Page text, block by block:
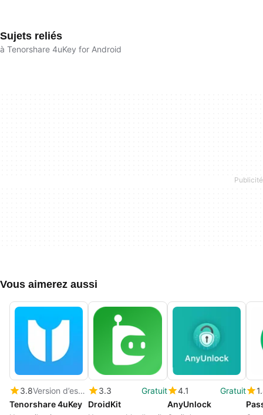
Sujets reliés
à Tenorshare 4uKey for Android
Vous aimerez aussi
3.8
Version d’essai
Tenorshare 4uKey
3.3
Gratuit
DroidKit
4.1
Gratuit
AnyUnlock